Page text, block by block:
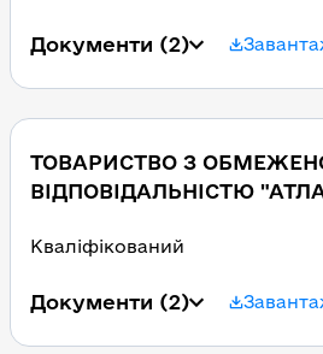
Документи (2)
ТОВАРИСТВО З
ВІДПОВІДАЛЬНІСТЮ
Кваліфікований
Документи (2)